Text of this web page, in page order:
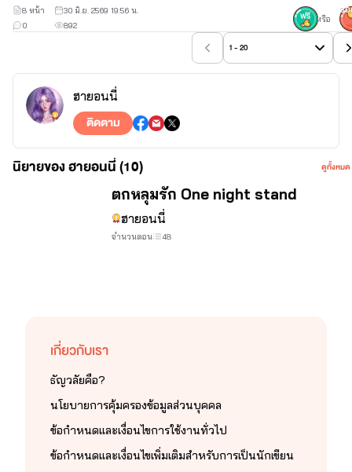
892
0
8 หน้า
30 มิ.ย. 2569 19:56 น.
หรือ
1 - 20
ฮายอนนี่
ติดตาม
นิยายของ ฮายอนนี่ (10) ดูทั้งหมด
ตกหลุมรัก One night stand
ฮายอนนี่
จำนวนตอน 48
เกี่ยวกับเรา
ธัญวลัยคือ?
นโยบายการคุ้มครองข้อมูลส่วนบุคคล
ข้อกำหนดและเงื่อนไขการใช้งานทั่วไป
ข้อกำหนดและเงื่อนไขเพิ่มเติมสำหรับการเป็นนักเขียน